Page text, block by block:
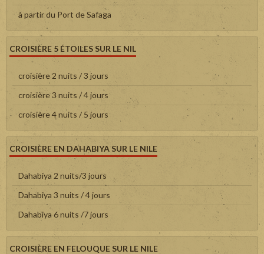
à partir du Port de Safaga
CROISIÈRE 5 ÉTOILES SUR LE NIL
croisière 2 nuits / 3 jours
croisière 3 nuits / 4 jours
croisière 4 nuits / 5 jours
CROISIÈRE EN DAHABIYA SUR LE NILE
Dahabiya 2 nuits/3 jours
Dahabiya 3 nuits / 4 jours
Dahabiya 6 nuits /7 jours
CROISIÈRE EN FELOUQUE SUR LE NILE